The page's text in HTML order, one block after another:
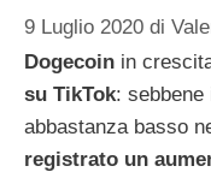
9 Luglio 2020 di
Dogecoin in
su TikTok:
abbastanza basso
registrato un